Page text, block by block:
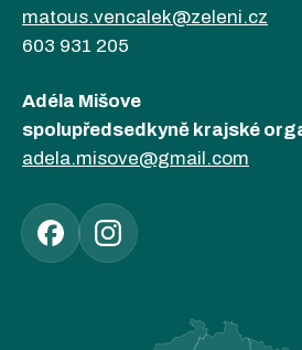
matous.vencalek@zeleni.cz
603 931 205
Adéla Mišove
spolupředsedkyně krajské
adela.misove@gmail.com